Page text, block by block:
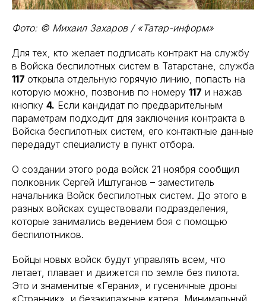
Фото: © Михаил Захаров / «Татар-информ»
Для тех, кто желает подписать контракт на службу
в Войска беспилотных систем в Татарстане, служба
117 открыла отдельную горячую линию, попасть на
которую можно, позвонив по номеру 117 и нажав
кнопку 4. Если кандидат по предварительным
параметрам подходит для заключения контракта в
Войска беспилотных систем, его контактные данные
передадут специалисту в пункт отбора.
О создании этого рода войск 21 ноября сообщил
полковник Сергей Иштуганов – заместитель
начальника Войск беспилотных систем. До этого в
разных войсках существовали подразделения,
которые занимались ведением боя с помощью
беспилотников.
Бойцы новых войск будут управлять всем, что
летает, плавает и движется по земле без пилота.
Это и знаменитые «Герани», и гусеничные дроны
«Странник», и безэкипажные катера. Минимальный